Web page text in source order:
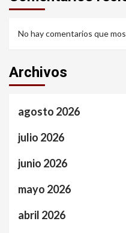
No hay comentarios que
Archivos
agosto 2026
julio 2026
junio 2026
mayo 2026
abril 2026